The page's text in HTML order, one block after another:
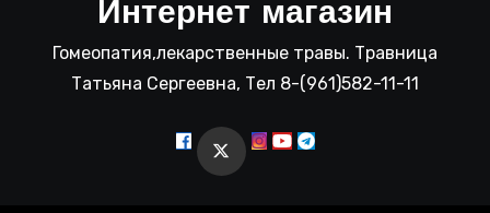
Интернет магазин
Гомеопатия,лекарственные травы. Травница
Татьяна Сергеевна, Тел 8-(961)582-11-11